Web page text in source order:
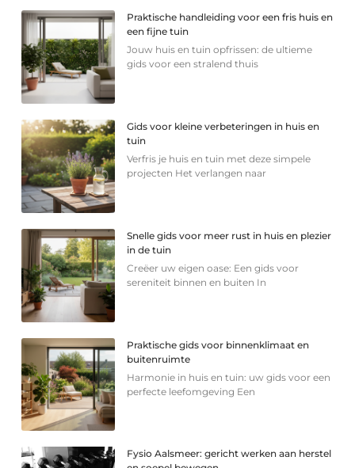
Praktische handleiding voor een fris huis en
een fijne tuin
Jouw huis en tuin opfrissen: de ultieme
gids voor een stralend thuis
Gids voor kleine verbeteringen in huis en
tuin
Verfris je huis en tuin met deze simpele
projecten Het verlangen naar
Snelle gids voor meer rust in huis en plezier
in de tuin
Creëer uw eigen oase: Een gids voor
sereniteit binnen en buiten In
Praktische gids voor binnenklimaat en
buitenruimte
Harmonie in huis en tuin: uw gids voor een
perfecte leefomgeving Een
Fysio Aalsmeer: gericht werken aan herstel